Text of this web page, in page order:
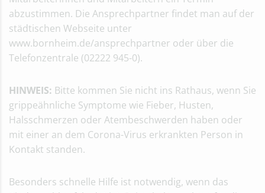
abzustimmen. Die Ansprechpartner findet man auf der
städtischen Webseite unter
www.bornheim.de/ansprechpartner oder über die
Telefonzentrale (02222 945-0).
HINWEIS: Bitte kommen Sie nicht ins Rathaus, wenn Sie
grippeähnliche Symptome wie Fieber, Husten,
Halsschmerzen oder Atembeschwerden haben oder
mit einer an dem Corona-Virus erkrankten Person in
Kontakt standen.
Besonders schnelle Hilfe ist notwendig, wenn das